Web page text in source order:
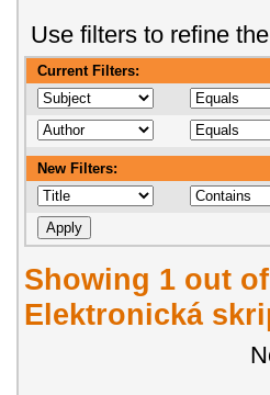
Use filters to refine
Current Filters:
New Filters:
Showing 1 out
Elektronická